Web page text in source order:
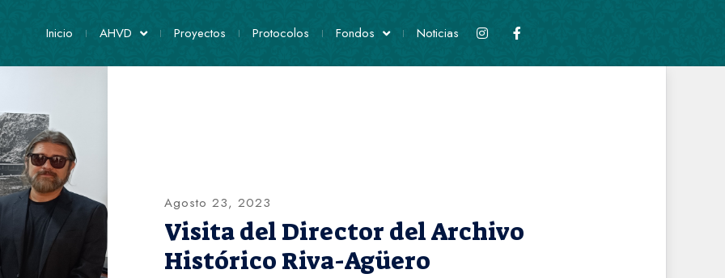
Inicio AHVD Proyectos Protocolos Fondos Noticias
Agosto 23, 2023
Visita del Director del Archivo
Histórico Riva-Agüero